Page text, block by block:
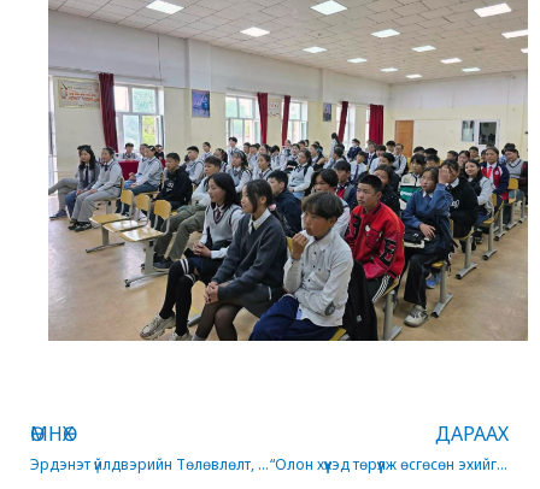
Prev
ӨМНӨХ
Эрдэнэт үйлдвэрийн Төлөвлөлт, эдийн засгийн шинжилгээний хэлтсийн хамт олон зорин ирлээ.
ДАРААХ
“Олон хүүхэд төрүүлж өсгөсөн эхийг урамшуулах тухай хуульд өөрчлөлт оруулах тухай” хуулийн төсөл өргөн барилаа